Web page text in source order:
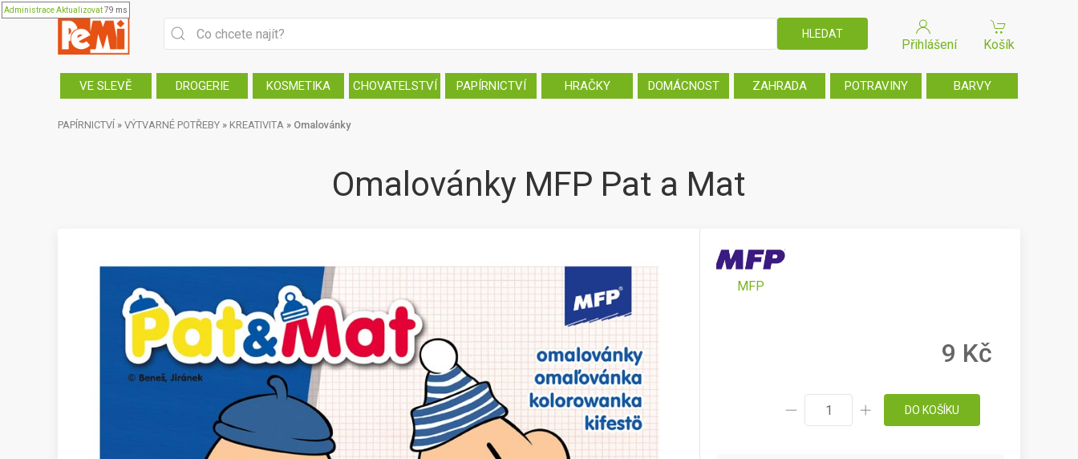
AdministraceAktualizovat79 ms
Přihlášení Košík
VE SLEVĚ DROGERIE KOSMETIKA CHOVATELSTVÍ PAPÍRNICTVÍ HRAČKY DOMÁCNOST ZAHRADA POTRAVINY BARVY
PAPÍRNICTVÍ » VÝTVARNÉ POTŘEBY » KREATIVITA » Omalovánky
Omalovánky MFP Pat a Mat
MFP
9 Kč
DO KOŠÍKU